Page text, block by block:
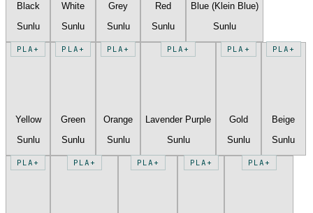
Black
Sunlu
White
Sunlu
Grey
Sunlu
Red
Sunlu
Blue (Klein Blue)
Sunlu
PLA+
Yellow
Sunlu
PLA+
Green
Sunlu
PLA+
Orange
Sunlu
PLA+
Lavender Purple
Sunlu
PLA+
Gold
Sunlu
PLA+
Beige
Sunlu
PLA+ PLA+ PLA+ PLA+ PLA+